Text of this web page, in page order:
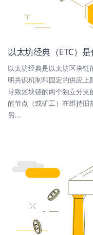
以太坊经典（ETC）是
以太坊经典是以太坊区块
明共识机制和固定的供应上
导致区块链的两个独立分支
的节点（或矿工）在维持
另...